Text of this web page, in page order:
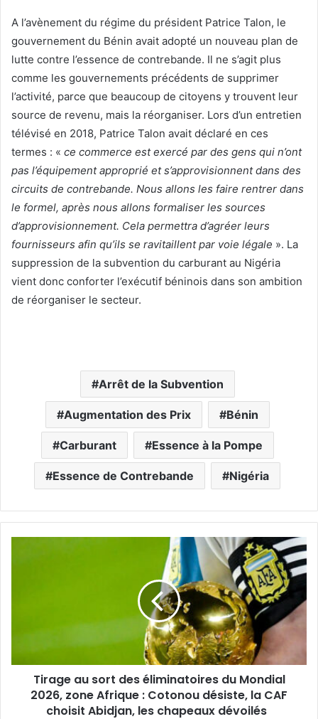
A l’avènement du régime du président Patrice Talon, le
gouvernement du Bénin avait adopté un nouveau plan de
lutte contre l’essence de contrebande. Il ne s’agit plus
comme les gouvernements précédents de supprimer
l’activité, parce que beaucoup de citoyens y trouvent leur
source de revenu, mais la réorganiser. Lors d’un entretien
télévisé en 2018, Patrice Talon avait déclaré en ces
termes : « ce commerce est exercé par des gens qui n’ont
pas l’équipement approprié et s’approvisionnent dans des
circuits de contrebande. Nous allons les faire rentrer dans
le formel, après nous allons formaliser les sources
d’approvisionnement. Cela permettra d’agréer leurs
fournisseurs afin qu’ils se ravitaillent par voie légale ». La
suppression de la subvention du carburant au Nigéria
vient donc conforter l’exécutif béninois dans son ambition
de réorganiser le secteur.
Arrêt de la Subvention
Augmentation des Prix Bénin
Carburant Essence à la Pompe
Essence de Contrebande Nigéria
Tirage au sort des éliminatoires du Mondial
2026, zone Afrique : Cotonou désiste, la CAF
choisit Abidjan, les chapeaux dévoilés